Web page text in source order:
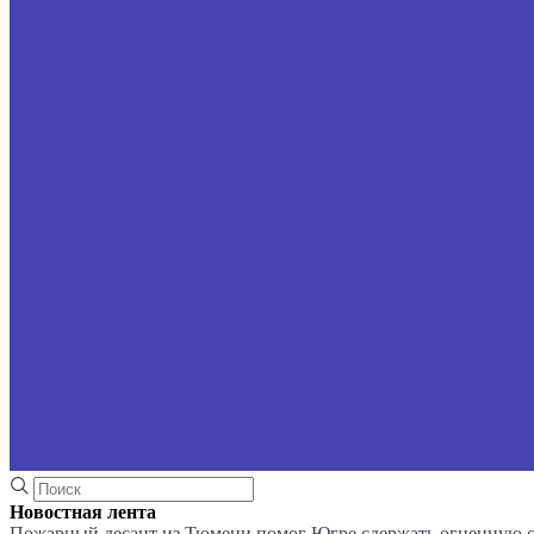
Новостная лента